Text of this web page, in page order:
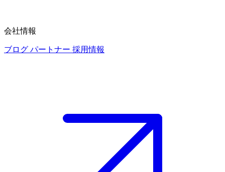
会社情報
ブログ パートナー 採用情報